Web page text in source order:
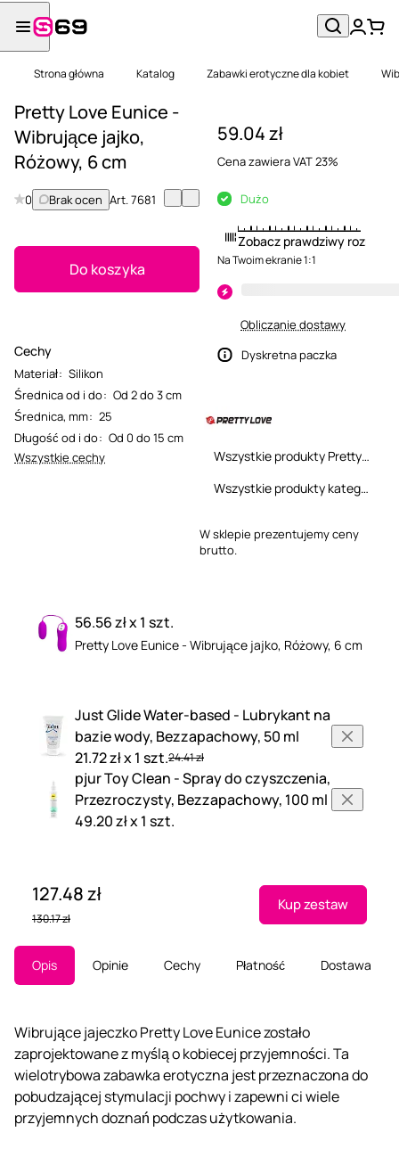
Strona główna Katalog Zabawki erotyczne dla kobiet
Pretty Love Eunice -
Wibrujące jajko,
Różowy, 6 cm
0 Brak ocen Art.7681
Do koszyka
Cechy
Materiał: Silikon
Średnica od i do: Od 2 do 3 cm
Średnica, mm: 25
Długość od i do: Od 0 do 15 cm
Wszystkie cechy
59.04 zł
Cena zawiera VAT 23%
Dużo
Zobacz prawdziwy rozmiar
Na Twoim ekranie 1:1
Obliczanie dostawy
Dyskretna paczka
Wszystkie produkty Pretty Love
Wszystkie produkty kategorii
W sklepie prezentujemy ceny
brutto.
56.56 zł x 1 szt.
Pretty Love Eunice - Wibrujące jajko, Różowy, 6 cm
Just Glide Water-based - Lubrykant na
bazie wody, Bezzapachowy, 50 ml
21.72 zł x 1 szt.24.41 zł
pjur Toy Clean - Spray do czyszczenia,
Przezroczysty, Bezzapachowy, 100 ml
49.20 zł x 1 szt.
127.48 zł
130.17 zł
Kup zestaw
Opis Opinie Cechy Płatność Dostawa
Wibrujące jajeczko Pretty Love Eunice zostało
zaprojektowane z myślą o kobiecej przyjemności. Ta
wielotrybowa zabawka erotyczna jest przeznaczona do
pobudzającej stymulacji pochwy i zapewni ci wiele
przyjemnych doznań podczas użytkowania.